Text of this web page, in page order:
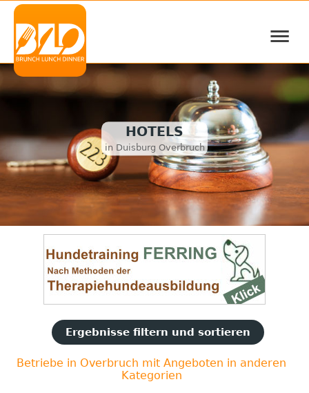
≡
HOTELS
in Duisburg Overbruch
Ergebnisse filtern und sortieren
Betriebe in Overbruch mit Angeboten in anderen
Kategorien